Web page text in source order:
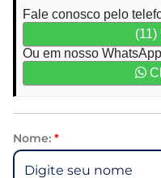
Fale conosco pelo
(11)
Ou em nosso WhatsApp
Nome: *